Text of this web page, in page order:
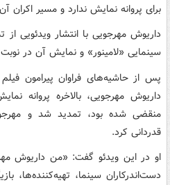
برای پروانه نمایش ندارد و مسیر اکران
داریوش مهرجویی با انتشار ویدئویی
سینمایی «لامینور» و نمایش آن در
پس از حاشیه‌های فراوان پیرامون فیلم
منقضی شده بود، تمدید شد و
قدردانی کرد.
او در این ویدئو گفت: «من داریوش
دست‌اندرکاران سینما، تهیه‌کننده‌ها،